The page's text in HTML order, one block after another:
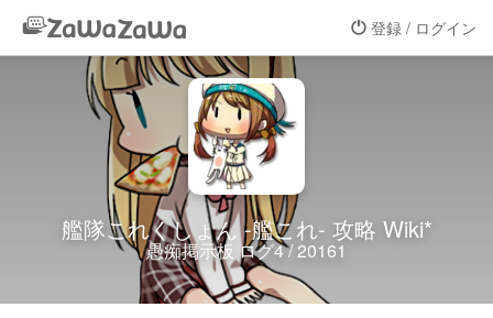
登録 / ログイン
艦隊これくしょん -艦これ- 攻略 Wiki*
愚痴掲示板 ログ4 / 20161